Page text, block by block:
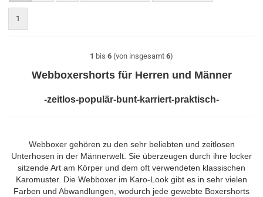
1
1 bis 6 (von insgesamt 6)
Webboxershorts für Herren und Männer
-zeitlos-populär-bunt-karriert-praktisch-
Webboxer gehören zu den sehr beliebten und zeitlosen
Unterhosen in der Männerwelt. Sie überzeugen durch ihre locker
sitzende Art am Körper und dem oft verwendeten klassischen
Karomuster. Die Webboxer im Karo-Look gibt es in sehr vielen
Farben und Abwandlungen, wodurch jede gewebte Boxershorts